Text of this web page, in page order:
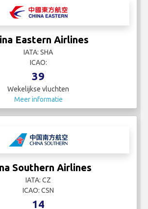
Eastern Airlines
IATA: SHA
ICAO:
39
Wekelijkse vluchten
Meer informatie
Southern Airlines
IATA: CZ
ICAO: CSN
14